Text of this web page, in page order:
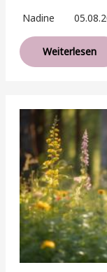
Nadine
Weiterlesen